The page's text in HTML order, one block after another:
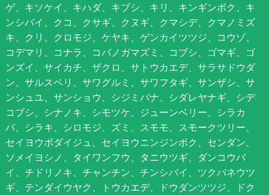
ゲ、キソケイ、キハダ、キブシ、キリ、キンギンボク、キ
ンシバイ、クコ、クサギ、クヌギ、クマシデ、クマノミズ
キ、クリ、クロモジ、ケヤキ、ゲンカイツツジ、コウゾ、
コデマリ、コナラ、コバノガマズミ、コブシ、ゴマギ、ゴ
ンズイ、サイカチ、ザクロ、サトウカエデ、サラサドウダ
ン、サルスベリ、サワグルミ、サワフタギ、サンザシ、サ
ンシュユ、サンショウ、シジミバナ、シダレヤナギ、シデ
コブシ、シナノキ、シモツケ、ジューンベリー、シラカ
バ、シラキ、シロモジ、ズミ、スモモ、スモークツリー、
セイヨウボダイジュ、セイヨウニンジンボク、センダン、
ソメイヨシノ、タイワンフウ、タニウツギ、ダンコウバ
イ、チドリノキ、チャンチン、チンシバイ、ツクバネウツ
ギ、テンダイウヤク、トウカエデ、ドウダンツツジ、ドク